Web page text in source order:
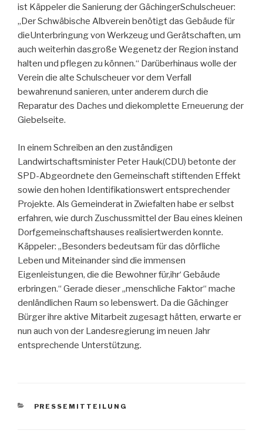
ist Käppeler die Sanierung der GächingerSchulscheuer:
„Der Schwäbische Albverein benötigt das Gebäude für
dieUnterbringung von Werkzeug und Gerätschaften, um
auch weiterhin dasgroße Wegenetz der Region instand
halten und pflegen zu können.“ Darüberhinaus wolle der
Verein die alte Schulscheuer vor dem Verfall
bewahrenund sanieren, unter anderem durch die
Reparatur des Daches und diekomplette Erneuerung der
Giebelseite.
In einem Schreiben an den zuständigen
Landwirtschaftsminister Peter Hauk(CDU) betonte der
SPD-Abgeordnete den Gemeinschaft stiftenden Effekt
sowie den hohen Identifikationswert entsprechender
Projekte. Als Gemeinderat in Zwiefalten habe er selbst
erfahren, wie durch Zuschussmittel der Bau eines kleinen
Dorfgemeinschaftshauses realisiertwerden konnte.
Käppeler: „Besonders bedeutsam für das dörfliche
Leben und Miteinander sind die immensen
Eigenleistungen, die die Bewohner für,ihr‘ Gebäude
erbringen.“ Gerade dieser „menschliche Faktor“ mache
denländlichen Raum so lebenswert. Da die Gächinger
Bürger ihre aktive Mitarbeit zugesagt hätten, erwarte er
nun auch von der Landesregierung im neuen Jahr
entsprechende Unterstützung.
KATEGORIEN
PRESSEMITTEILUNG